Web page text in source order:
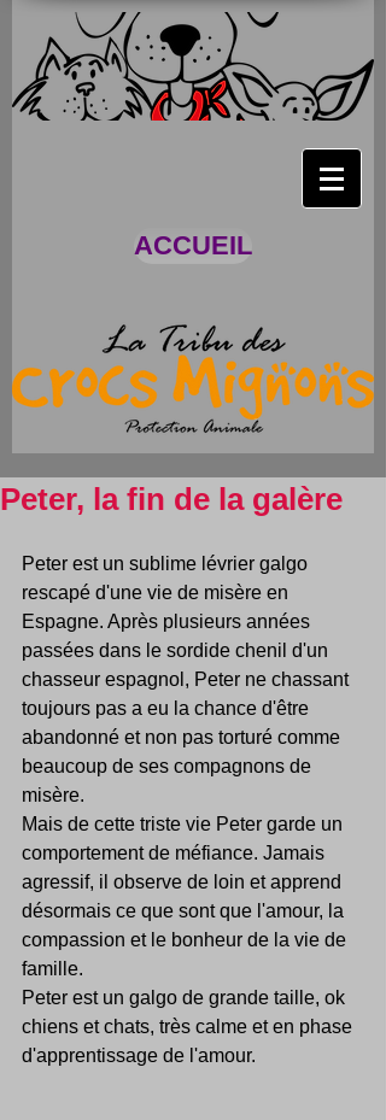
ACCUEIL
Peter, la fin de la galère
Peter est un sublime lévrier galgo
rescapé d'une vie de misère en
Espagne. Après plusieurs années
passées dans le sordide chenil d'un
chasseur espagnol, Peter ne chassant
toujours pas a eu la chance d'être
abandonné et non pas torturé comme
beaucoup de ses compagnons de
misère.
Mais de cette triste vie Peter garde un
comportement de méfiance. Jamais
agressif, il observe de loin et apprend
désormais ce que sont que l'amour, la
compassion et le bonheur de la vie de
famille.
Peter est un galgo de grande taille, ok
chiens et chats, très calme et en phase
d'apprentissage de l'amour.